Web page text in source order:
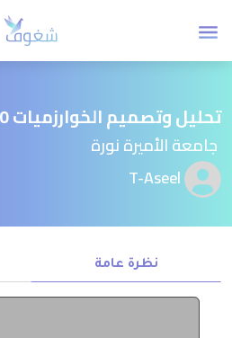
تحليل وتصميم الخوارزميات CS220
جامعة الأميرة نورة
T-Aseel
نظرة عامة